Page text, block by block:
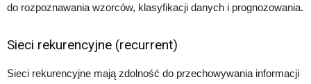
do rozpoznawania wzorców, klasyfikacji danych i prognozowania.
Sieci rekurencyjne (recurrent)
Sieci rekurencyjne mają zdolność do przechowywania informacji